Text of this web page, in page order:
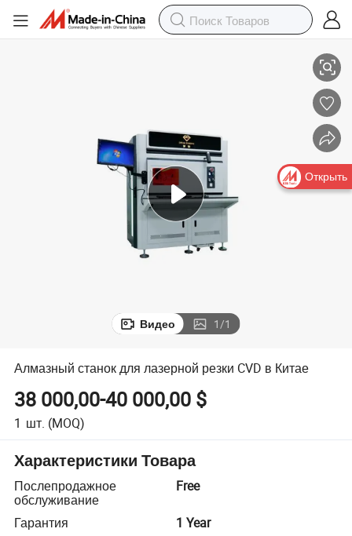
Видео 1/1
Алмазный станок для лазерной резки CVD в Китае
38 000,00-40 000,00 $
1 шт. (MOQ)
Характеристики Товара
Послепродажное
обслуживание
Free
Гарантия
1 Year
Открыть